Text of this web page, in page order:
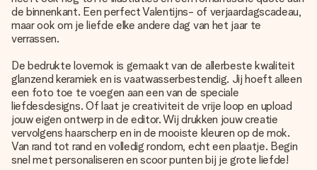
de binnenkant. Een perfect Valentijns- of verjaardagscadeau,
maar ook om je liefde elke andere dag van het jaar te
verrassen.
De bedrukte lovemok is gemaakt van de allerbeste kwaliteit
glanzend keramiek en is vaatwasserbestendig. Jij hoeft alleen
een foto toe te voegen aan een van de speciale
liefdesdesigns. Of laat je creativiteit de vrije loop en upload
jouw eigen ontwerp in de editor. Wij drukken jouw creatie
vervolgens haarscherp en in de mooiste kleuren op de mok.
Van rand tot rand en volledig rondom, echt een plaatje. Begin
snel met personaliseren en scoor punten bij je grote liefde!